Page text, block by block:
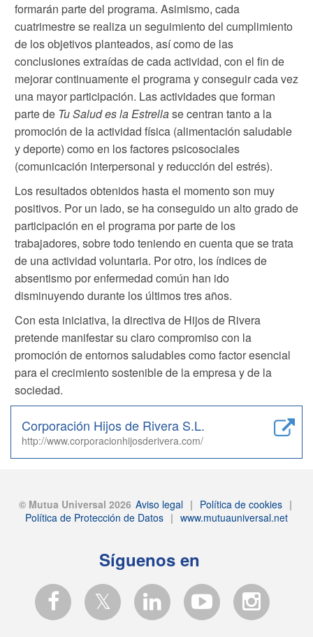
formarán parte del programa. Asimismo, cada
cuatrimestre se realiza un seguimiento del cumplimiento
de los objetivos planteados, así como de las
conclusiones extraídas de cada actividad, con el fin de
mejorar continuamente el programa y conseguir cada vez
una mayor participación. Las actividades que forman
parte de Tu Salud es la Estrellase centran tanto a la
promoción de la actividad física (alimentación saludable
y deporte) como en los factores psicosociales
(comunicación interpersonal y reducción del estrés).
Los resultados obtenidos hasta el momento son muy
positivos. Por un lado, se ha conseguido un alto grado de
participación en el programa por parte de los
trabajadores, sobre todo teniendo en cuenta que se trata
de una actividad voluntaria. Por otro, los índices de
absentismo por enfermedad común han ido
disminuyendo durante los últimos tres años.
Con esta iniciativa, la directiva de Hijos de Rivera
pretende manifestar su claro compromiso con la
promoción de entornos saludables como factor esencial
para el crecimiento sostenible de la empresa y de la
sociedad.
Corporación Hijos de Rivera S.L.
http://www.corporacionhijosderivera.com/
© Mutua Universal 2026 Aviso legal | Política de cookies |
Política de Protección de Datos | www.mutuauniversal.net
Síguenos en
𝕏